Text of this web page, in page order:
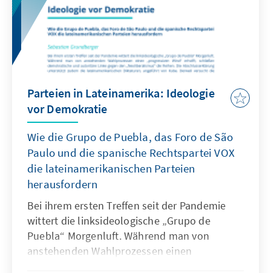
Parteien in Lateinamerika: Ideologie
vor Demokratie
Wie die Grupo de Puebla, das Foro de São
Paulo und die spanische Rechtspartei VOX
die lateinamerikanischen Parteien
herausfordern
Bei ihrem ersten Treffen seit der Pandemie
wittert die linksideologische „Grupo de
Puebla“ Morgenluft. Während man von
anstehenden Wahlprozessen einen